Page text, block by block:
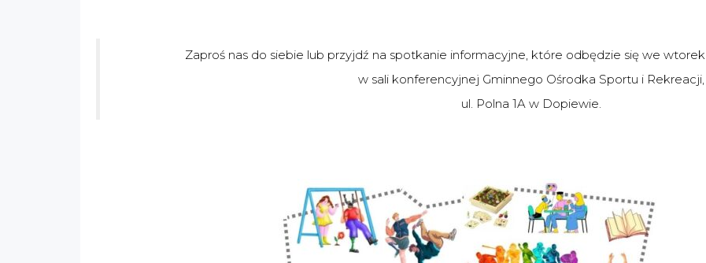
Zaproś nas do siebie lub przyjdź na spotkanie informacyjne, które odbędzie się we wtorek
w sali konferencyjnej Gminnego Ośrodka Sportu i Rekreacji,
ul. Polna 1A w Dopiewie.